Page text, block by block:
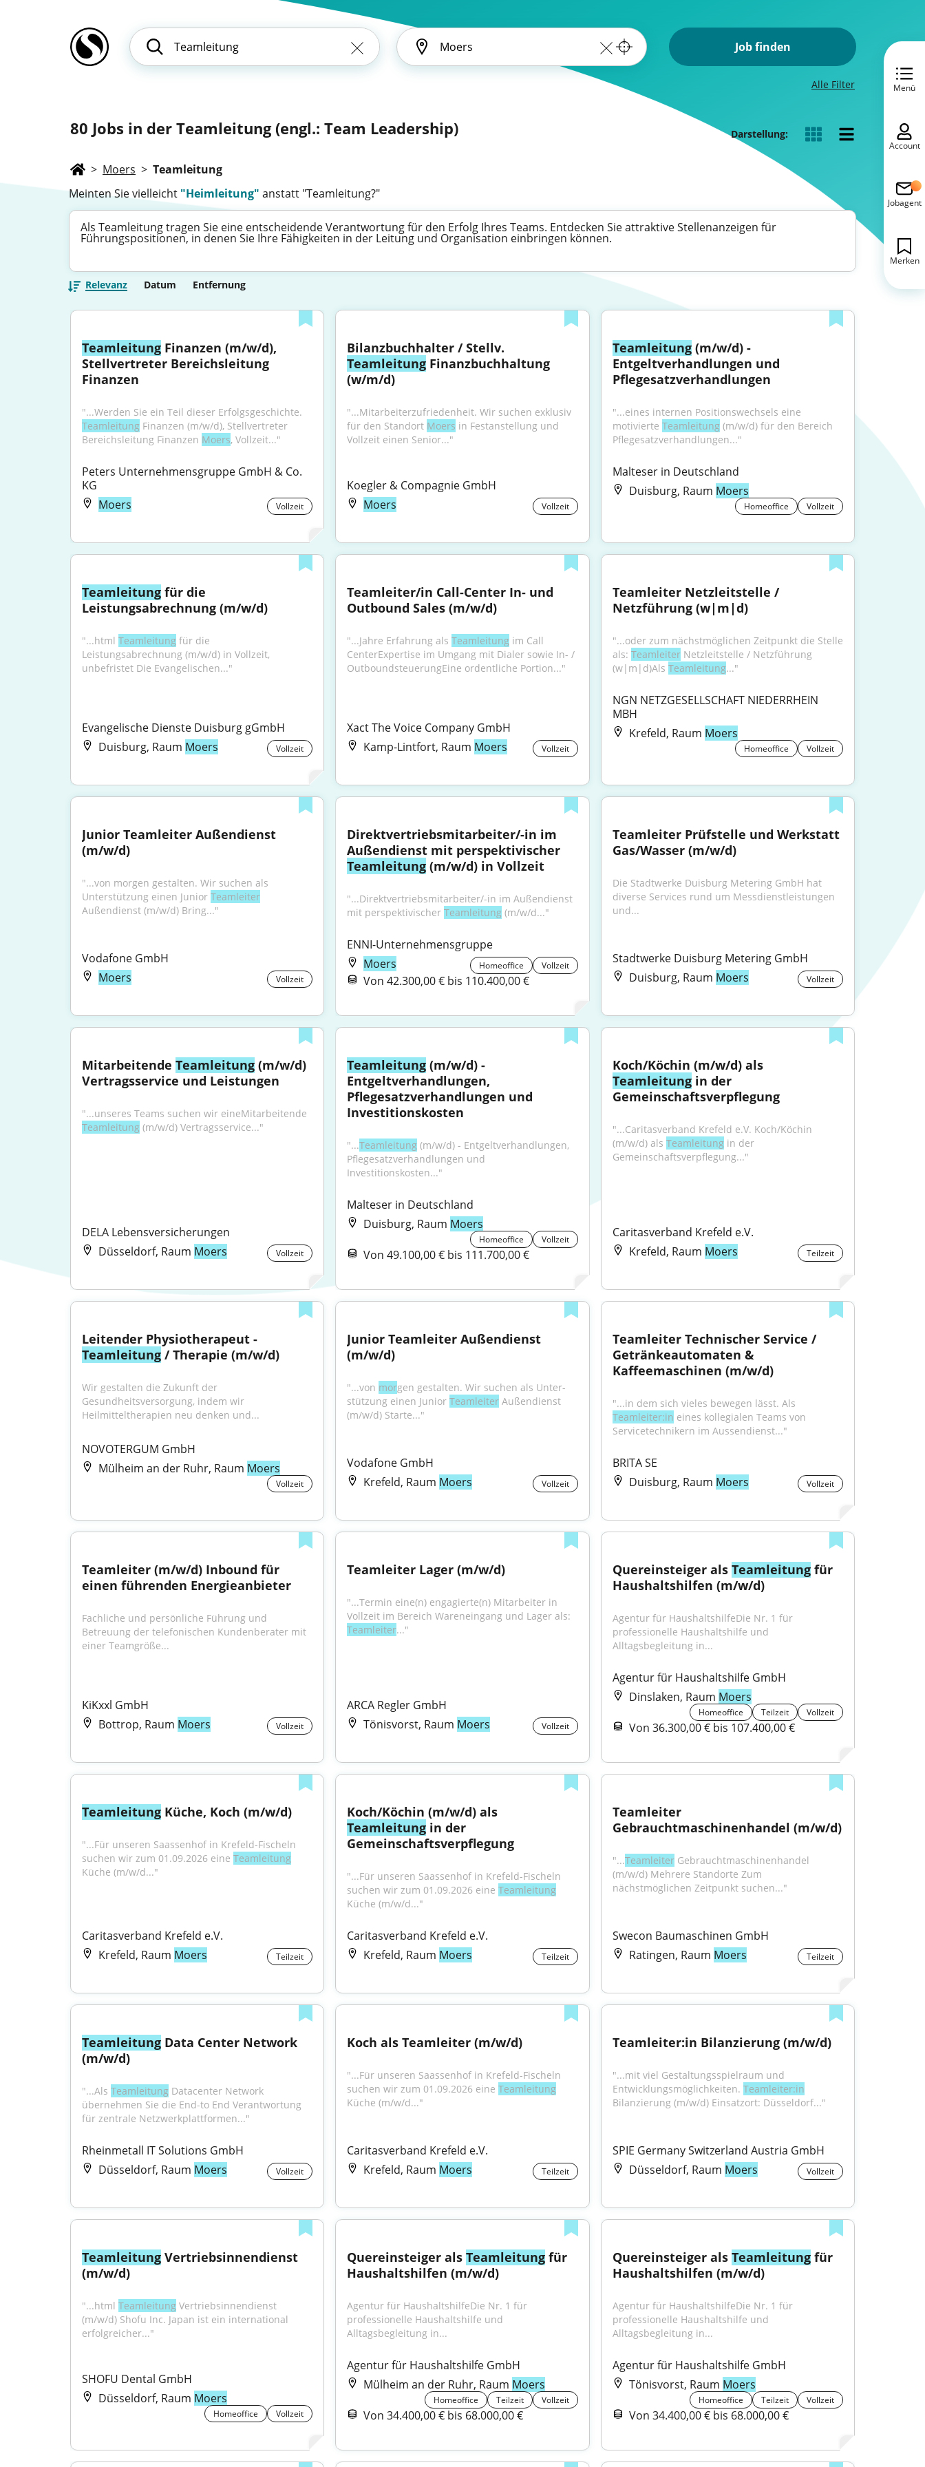
Job finden
Alle Filter
80 Jobs in der Teamleitung (engl.: Team Leadership) Darstellung:
> Moers > Teamleitung
Meinten Sie vielleicht "Heimleitung" anstatt "Teamleitung?"
Als Teamleitung tragen Sie eine entscheidende Verantwortung für den Erfolg Ihres Teams. Entdecken Sie attraktive Stellenanzeigen für
Führungspositionen, in denen Sie Ihre Fähigkeiten in der Leitung und Organisation einbringen können.
Relevanz Datum Entfernung
Teamleitung Finanzen (m/w/d),
Stellvertreter Bereichsleitung
Finanzen
Teamleitung Finanzen (m/w/d), Stellvertreter
Bereichsleitung Finanzen Moers, Vollzeit..."
Peters Unternehmensgruppe GmbH & Co.
KG
Moers
Vollzeit
Teamleitung Finanzbuchhaltung
(w/m/d)
"...Mitarbeiterzufriedenheit. Wir suchen exklusiv
für den Standort Moers in Festanstellung und
Vollzeit einen Senior..."
Koegler & Compagnie GmbH
Moers
Vollzeit
Teamleitung (m/w/d) -
Entgeltverhandlungen und
Pflegesatzverhandlungen
"...eines internen Positionswechsels eine
motivierte Teamleitung (m/w/d) für den Bereich
Pflegesatzverhandlungen..."
Malteser in Deutschland
Duisburg, Raum Moers
Homeoffice Vollzeit
Teamleitung für die
Leistungsabrechnung (m/w/d)
"...html Teamleitung für die
Leistungsabrechnung (m/w/d) in Vollzeit,
unbefristet Die Evangelischen..."
Evangelische Dienste Duisburg gGmbH
Duisburg, Raum Moers Vollzeit
Teamleiter/in Call-Center In- und
Outbound Sales (m/w/d)
"...Jahre Erfahrung als Teamleitung im Call
CenterExpertise im Umgang mit Dialer sowie In- /
OutboundsteuerungEine ordentliche Portion..."
Xact The Voice Company GmbH
Kamp-Lintfort, Raum Moers Vollzeit
Teamleiter Netzleitstelle /
Netzführung (w|m|d)
"...oder zum nächstmöglichen Zeitpunkt die Stelle
als: Teamleiter Netzleitstelle / Netzführung
(w|m|d)Als Teamleitung..."
NGN NETZGESELLSCHAFT NIEDERRHEIN
MBH
Krefeld, Raum Moers
Homeoffice Vollzeit
Junior Teamleiter Außendienst
(m/w/d)
"...von morgen gestalten. Wir suchen als
Unterstützung einen Junior Teamleiter
Außendienst (m/w/d) Bring..."
Vodafone GmbH
Moers
Vollzeit
Direktvertriebsmitarbeiter/-in im
Teamleitung (m/w/d) in Vollzeit
"...Direktvertriebsmitarbeiter/-in im Außendienst
mit perspektivischer Teamleitung (m/w/d..."
ENNI-Unternehmensgruppe
Moers
Homeoffice Vollzeit
Von 42.300,00 € bis 110.400,00 €
Teamleiter Prüfstelle und Werkstatt
Gas/Wasser (m/w/d)
Die Stadtwerke Duisburg Metering GmbH hat
diverse Services rund um Messdienstleistungen
und...
Stadtwerke Duisburg Metering GmbH
Duisburg, Raum Moers Vollzeit
Mitarbeitende Teamleitung (m/w/d)
Vertragsservice und Leistungen
Teamleitung (m/w/d) Vertragsservice..."
DELA Lebensversicherungen
Düsseldorf, Raum Moers Vollzeit
Teamleitung (m/w/d) -
Entgeltverhandlungen,
Pflegesatzverhandlungen und
Investitionskosten
"...Teamleitung (m/w/d) - Entgeltverhandlungen,
Pflegesatzverhandlungen und
Investitionskosten..."
Malteser in Deutschland
Duisburg, Raum Moers
Homeoffice Vollzeit
Von 49.100,00 € bis 111.700,00 €
Koch/Köchin (m/w/d) als
Teamleitung in der
Gemeinschaftsverpflegung
"...Caritasverband Krefeld e.V. Koch/Köchin
(m/w/d) als Teamleitung in der
Gemeinschaftsverpflegung..."
Caritasverband Krefeld e.V.
Krefeld, Raum Moers Teilzeit
Teamleitung / Therapie (m/w/d)
Wir gestalten die Zukunft der
Gesundheitsversorgung, indem wir
Heilmitteltherapien neu denken und...
NOVOTERGUM GmbH
Mülheim an der Ruhr, Raum Moers
Vollzeit
Junior Teamleiter Außendienst
(m/w/d)
"...von mor­gen ge­stal­ten. Wir su­chen als Un­ter­
stüt­zung ei­nen Junior Teamleiter Außendienst
(m/w/d) Starte..."
Vodafone GmbH
Krefeld, Raum Moers Vollzeit
Teamleiter Technischer Service /
Getränkeautomaten &
Kaffeemaschinen (m/w/d)
Teamleiter:in eines kollegialen Teams von
Servicetechnikern im Aussendienst..."
BRITA SE
Duisburg, Raum Moers Vollzeit
Teamleiter (m/w/d) Inbound für
einen führenden Energieanbieter
Fachliche und persönliche Führung und
Betreuung der telefonischen Kundenberater mit
einer Teamgröße...
KiKxxl GmbH
Bottrop, Raum Moers Vollzeit
Teamleiter Lager (m/w/d)
"...Termin eine(n) engagierte(n) Mitarbeiter in
Teamleiter..."
ARCA Regler GmbH
Tönisvorst, Raum Moers Vollzeit
Quereinsteiger als Teamleitung für
Haushaltshilfen (m/w/d)
Agentur für HaushaltshilfeDie Nr. 1 für
professionelle Haushaltshilfe und
Alltagsbegleitung in...
Agentur für Haushaltshilfe GmbH
Dinslaken, Raum Moers
Homeoffice Teilzeit Vollzeit
Von 36.300,00 € bis 107.400,00 €
Teamleitung Küche, Koch (m/w/d)
"...Für unseren Saassenhof in Krefeld-Fischeln
suchen wir zum 01.09.2026 eine Teamleitung
Küche (m/w/d..."
Caritasverband Krefeld e.V.
Krefeld, Raum Moers Teilzeit
Teamleitung in der
Gemeinschaftsverpflegung
"...Für unseren Saassenhof in Krefeld-Fischeln
suchen wir zum 01.09.2026 eine Teamleitung
Küche (m/w/d..."
Caritasverband Krefeld e.V.
Krefeld, Raum Moers Teilzeit
Teamleiter
Gebrauchtmaschinenhandel (m/w/d)
"...Teamleiter Gebrauchtmaschinenhandel
(m/w/d) Mehrere Standorte Zum
nächstmöglichen Zeitpunkt suchen..."
Swecon Baumaschinen GmbH
Ratingen, Raum Moers Teilzeit
Teamleitung Data Center Network
(m/w/d)
"...Als Teamleitung Datacenter Network
übernehmen Sie die End-to End Verantwortung
für zentrale Netzwerkplattformen..."
Rheinmetall IT Solutions GmbH
Düsseldorf, Raum Moers Vollzeit
Koch als Teamleiter (m/w/d)
"...Für unseren Saassenhof in Krefeld-Fischeln
suchen wir zum 01.09.2026 eine Teamleitung
Küche (m/w/d..."
Caritasverband Krefeld e.V.
Krefeld, Raum Moers Teilzeit
Teamleiter:in Bilanzierung (m/w/d)
"...mit viel Gestaltungsspielraum und
Entwicklungsmöglichkeiten. Teamleiter:in
Bilanzierung (m/w/d) Einsatzort: Düsseldorf..."
SPIE Germany Switzerland Austria GmbH
Düsseldorf, Raum Moers Vollzeit
Teamleitung Vertriebsinnendienst
(m/w/d)
"...html Teamleitung Vertriebsinnendienst
(m/w/d) Shofu Inc. Japan ist ein international
erfolgreicher..."
SHOFU Dental GmbH
Düsseldorf, Raum Moers
Homeoffice Vollzeit
Quereinsteiger als Teamleitung für
Haushaltshilfen (m/w/d)
Agentur für HaushaltshilfeDie Nr. 1 für
professionelle Haushaltshilfe und
Alltagsbegleitung in...
Agentur für Haushaltshilfe GmbH
Mülheim an der Ruhr, Raum Moers
Homeoffice Teilzeit Vollzeit
Von 34.400,00 € bis 68.000,00 €
Quereinsteiger als Teamleitung für
Haushaltshilfen (m/w/d)
Agentur für HaushaltshilfeDie Nr. 1 für
professionelle Haushaltshilfe und
Alltagsbegleitung in...
Agentur für Haushaltshilfe GmbH
Tönisvorst, Raum Moers
Homeoffice Teilzeit Vollzeit
Von 34.400,00 € bis 68.000,00 €
Menü
Account
Jobagent
Merken